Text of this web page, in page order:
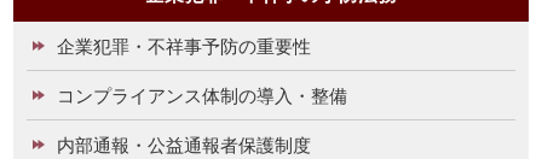
企業犯罪・不祥事予防の重要性
コンプライアンス体制の導入・整備
内部通報・公益通報者保護制度